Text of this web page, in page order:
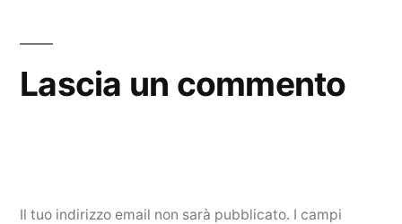
Lascia un commento
Il tuo indirizzo email non sarà pubblicato. I campi